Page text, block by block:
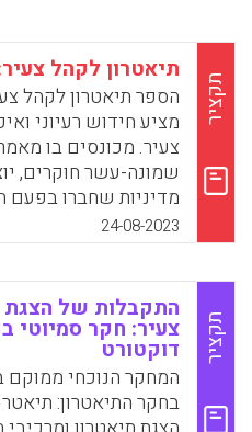
תקציר
תיאטרון לקהל
הספר תיאטרון לקהל
מציע חידוש רעיוני
צעיר. מכונסים בו
שמונה-עשר חוקרים,
מדיניות שחברו
מאמרים בעברית, שבה
עיוני ואמפירי,
ולהתוויית מדיניות
24-08-2023
תקציר
התקבלות של הצגת
צעיר: חקר סמיוטי
דוקטורט
המחקר הנוכחי ממוקם
בחקר התיאטרון: